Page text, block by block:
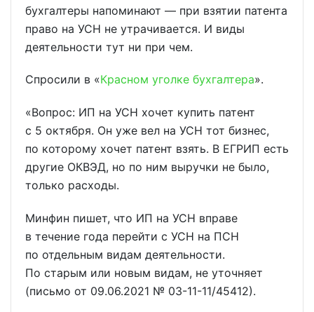
бухгалтеры напоминают — при взятии патента
право на УСН не утрачивается. И виды
деятельности тут ни при чем.
Спросили в «Красном уголке бухгалтера».
«Вопрос: ИП на УСН хочет купить патент
с 5 октября. Он уже вел на УСН тот бизнес,
по которому хочет патент взять. В ЕГРИП есть
другие ОКВЭД, но по ним выручки не было,
только расходы.
Минфин пишет, что ИП на УСН вправе
в течение года перейти с УСН на ПСН
по отдельным видам деятельности.
По старым или новым видам, не уточняет
(письмо от 09.06.2021 № 03-11-11/45412).